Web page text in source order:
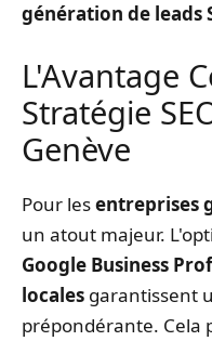
génération de leads
L'Avantage
Stratégie
Genève
Pour lesentreprises
un atout majeur.
Google Business
locales garantissent
prépondérante. Cela